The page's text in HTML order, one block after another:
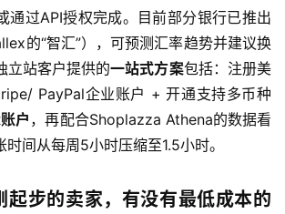
通过API授权完成。目前部分银行已推出
的“智汇”），可预测汇率趋势并建议换
立站客户提供的一站式方案包括：注册美
PayPal企业账户 + 开通支持多币种
户 ，再配合Shoplazza Athena的数据看
间从每周5小时压缩至1.5小时。
起步的卖家，有没有最低成本的